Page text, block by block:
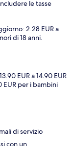
le tasse
2.28 EUR a
di 18 anni.
EUR a 14.90 EUR
EUR per i bambini
di servizio
con un